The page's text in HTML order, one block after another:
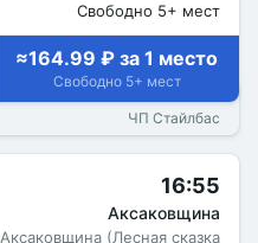
Свободно 5+ мест
≈164.99 ₽ за 1 место
Свободно 5+ мест
ЧП Стайлбас
16:55
Аксаковщина
Аксаковщина (Лесная сказка